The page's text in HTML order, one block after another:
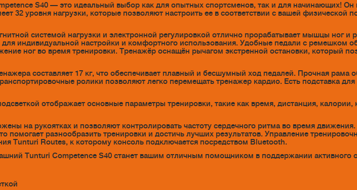
S40 — это идеальный выбор как для опытных спортсменов, так и для начинающих! Он
32 уровня нагрузки, которые позволяют настроить ее в соответствии с вашей физической
системой нагрузки и электронной регулировкой отлично прорабатывает мышцы ног и
индивидуальной настройки и комфортного использования. Удобные педали с ремешком
ног во время тренировки. Тренажёр оснащён рычагом экстренной остановки, который
составляет 17 кг, что обеспечивает плавный и бесшумный ход педалей. Прочная рама
ролики позволяют легко перемещать тренажер кардио. Есть подставка
отображает основные параметры тренировки, такие как время, дистанция, калории,
на рукоятках и позволяют контролировать частоту сердечного ритма во время
помогает разнообразить тренировки и достичь лучших результатов. Управление
Tunturi Routes, к которому консоль подключается посредством Bluetooth.
Tunturi Competence S40 станет вашим отличным помощником в поддержании активного